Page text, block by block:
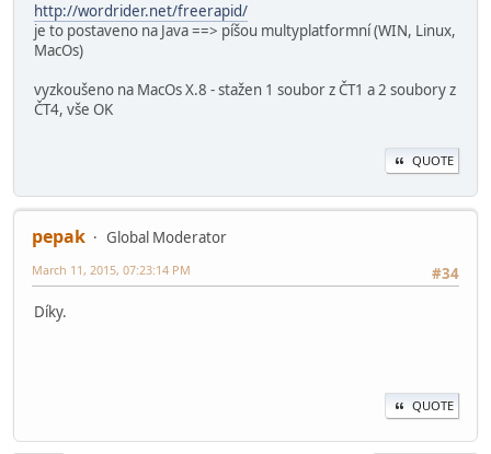
http://wordrider.net/freerapid/
je to postaveno na Java ==> píšou multyplatformní (WIN, Linux,
MacOs)
vyzkoušeno na MacOs X.8 - stažen 1 soubor z ČT1 a 2 soubory z
ČT4, vše OK
QUOTE
pepak
Global Moderator
#34
March 11, 2015, 07:23:14 PM
Díky.
QUOTE